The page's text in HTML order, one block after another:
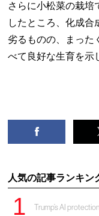
さらに小松菜の栽培
したところ、化成
劣るものの、まった
べて良好な生育を示
人気の記事ランキン
Trump’s AI